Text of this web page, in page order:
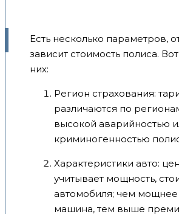
Есть несколько параметров,
зависит стоимость полиса.
них:
Регион страхования:
различаются по
высокой аварийностью
криминогенностью
Характеристики авто:
учитывает мощность,
автомобиля; чем
машина, тем выше